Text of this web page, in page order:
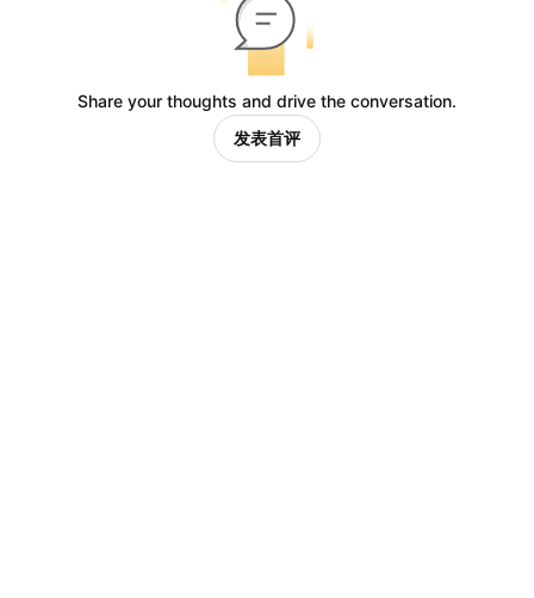
Share your thoughts and drive the conversation.
发表首评